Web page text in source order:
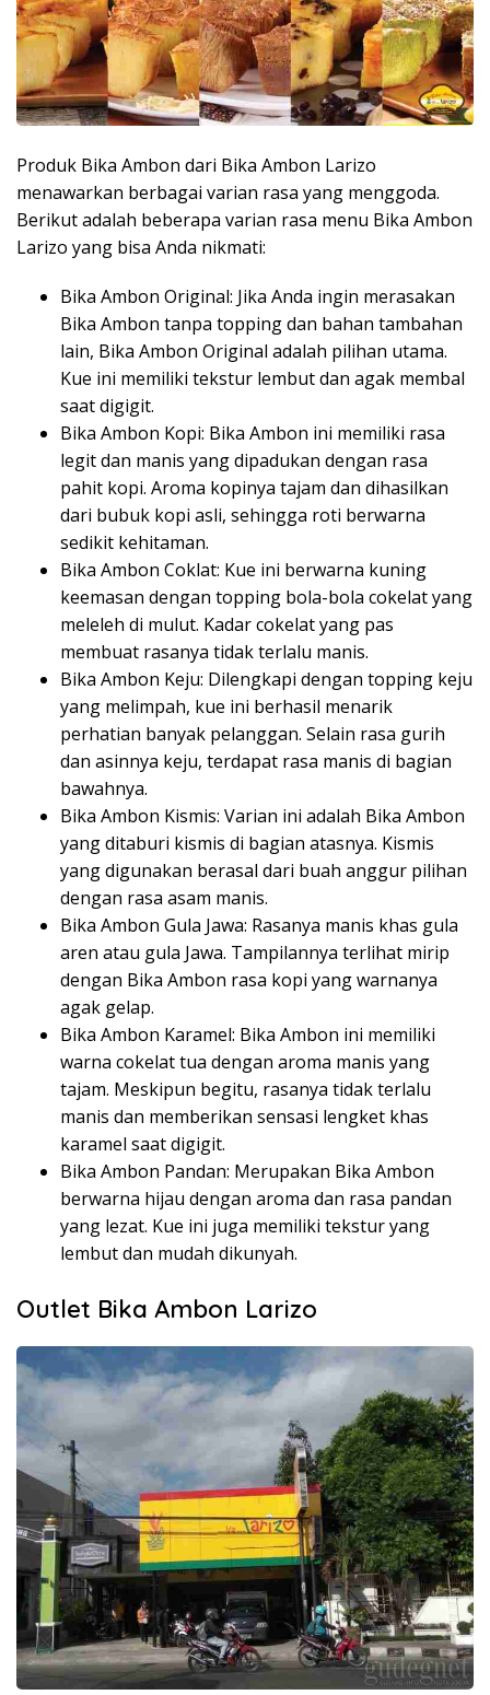
Produk Bika Ambon dari Bika Ambon Larizo
menawarkan berbagai varian rasa yang menggoda.
Berikut adalah beberapa varian rasa menu Bika Ambon
Larizo yang bisa Anda nikmati:
Bika Ambon Original: Jika Anda ingin merasakan
Bika Ambon tanpa topping dan bahan tambahan
lain, Bika Ambon Original adalah pilihan utama.
Kue ini memiliki tekstur lembut dan agak membal
saat digigit.
Bika Ambon Kopi: Bika Ambon ini memiliki rasa
legit dan manis yang dipadukan dengan rasa
pahit kopi. Aroma kopinya tajam dan dihasilkan
dari bubuk kopi asli, sehingga roti berwarna
sedikit kehitaman.
Bika Ambon Coklat: Kue ini berwarna kuning
keemasan dengan topping bola-bola cokelat yang
meleleh di mulut. Kadar cokelat yang pas
membuat rasanya tidak terlalu manis.
Bika Ambon Keju: Dilengkapi dengan topping keju
yang melimpah, kue ini berhasil menarik
perhatian banyak pelanggan. Selain rasa gurih
dan asinnya keju, terdapat rasa manis di bagian
bawahnya.
Bika Ambon Kismis: Varian ini adalah Bika Ambon
yang ditaburi kismis di bagian atasnya. Kismis
yang digunakan berasal dari buah anggur pilihan
dengan rasa asam manis.
Bika Ambon Gula Jawa: Rasanya manis khas gula
aren atau gula Jawa. Tampilannya terlihat mirip
dengan Bika Ambon rasa kopi yang warnanya
agak gelap.
Bika Ambon Karamel: Bika Ambon ini memiliki
warna cokelat tua dengan aroma manis yang
tajam. Meskipun begitu, rasanya tidak terlalu
manis dan memberikan sensasi lengket khas
karamel saat digigit.
Bika Ambon Pandan: Merupakan Bika Ambon
berwarna hijau dengan aroma dan rasa pandan
yang lezat. Kue ini juga memiliki tekstur yang
lembut dan mudah dikunyah.
Outlet Bika Ambon Larizo